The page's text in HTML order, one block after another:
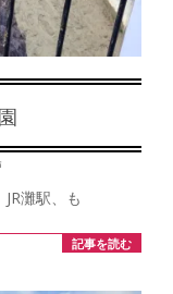
灘駅、も
記事を読む